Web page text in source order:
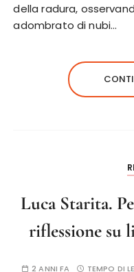
della radura,
adombrato di nubi…
Luca Starita.
riflessione su
2 ANNI FA TEMPO DI